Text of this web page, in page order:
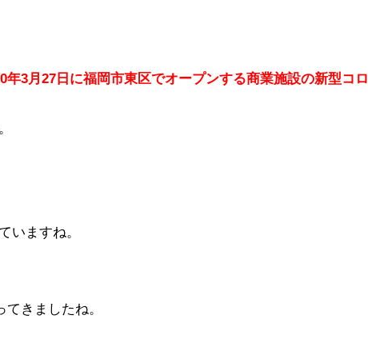
3月27日に福岡市東区でオープンする商業施設の新型コロ
いますね。
きましたね。